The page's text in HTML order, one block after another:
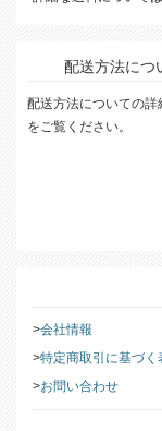
配送方法につ
配送方法についての詳
をご覧ください。
会社情報
特定商取引に基づく
お問い合わせ